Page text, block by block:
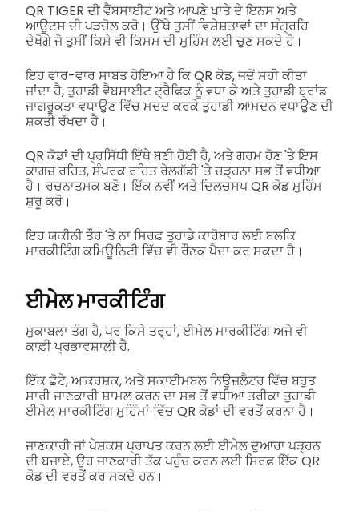
QR TIGER ਦੀ ਵੈੱਬਸਾਈਟ ਅਤੇ ਆਪਣੇ ਖਾਤੇ ਦੇ ਇਨਸ ਅਤੇ
ਆਊਟਸ ਦੀ ਪੜਚੋਲ ਕਰੋ। ਉੱਥੇ ਤੁਸੀਂ ਵਿਸ਼ੇਸ਼ਤਾਵਾਂ ਦਾ ਸੰਗ੍ਰਹਿ
ਦੇਖੋਗੇ ਜੋ ਤੁਸੀਂ ਕਿਸੇ ਵੀ ਕਿਸਮ ਦੀ ਮੁਹਿੰਮ ਲਈ ਚੁਣ ਸਕਦੇ ਹੋ।
ਇਹ ਵਾਰ-ਵਾਰ ਸਾਬਤ ਹੋਇਆ ਹੈ ਕਿ QR ਕੋਡ, ਜਦੋਂ ਸਹੀ ਕੀਤਾ
ਜਾਂਦਾ ਹੈ, ਤੁਹਾਡੀ ਵੈਬਸਾਈਟ ਟ੍ਰੈਫਿਕ ਨੂੰ ਵਧਾ ਕੇ ਅਤੇ ਤੁਹਾਡੀ ਬ੍ਰਾਂਡ
ਜਾਗਰੂਕਤਾ ਵਧਾਉਣ ਵਿੱਚ ਮਦਦ ਕਰਕੇ ਤੁਹਾਡੀ ਆਮਦਨ ਵਧਾਉਣ ਦੀ
ਸ਼ਕਤੀ ਰੱਖਦਾ ਹੈ।
QR ਕੋਡਾਂ ਦੀ ਪ੍ਰਸਿੱਧੀ ਇੱਥੇ ਬਣੀ ਹੋਈ ਹੈ, ਅਤੇ ਗਰਮ ਹੋਣ 'ਤੇ ਇਸ
ਕਾਗਜ਼ ਰਹਿਤ, ਸੰਪਰਕ ਰਹਿਤ ਰੇਲਗੱਡੀ 'ਤੇ ਚੜ੍ਹਨਾ ਸਭ ਤੋਂ ਵਧੀਆ
ਹੈ। ਰਚਨਾਤਮਕ ਬਣੋ। ਇੱਕ ਨਵੀਂ ਅਤੇ ਦਿਲਚਸਪ QR ਕੋਡ ਮੁਹਿੰਮ
ਸ਼ੁਰੂ ਕਰੋ।
ਇਹ ਯਕੀਨੀ ਤੌਰ 'ਤੇ ਨਾ ਸਿਰਫ਼ ਤੁਹਾਡੇ ਕਾਰੋਬਾਰ ਲਈ ਬਲਕਿ
ਮਾਰਕੀਟਿੰਗ ਕਮਿਊਨਿਟੀ ਵਿੱਚ ਵੀ ਰੌਣਕ ਪੈਦਾ ਕਰ ਸਕਦਾ ਹੈ।
ਈਮੇਲ ਮਾਰਕੀਟਿੰਗ
ਮੁਕਾਬਲਾ ਤੰਗ ਹੈ, ਪਰ ਕਿਸੇ ਤਰ੍ਹਾਂ, ਈਮੇਲ ਮਾਰਕੀਟਿੰਗ ਅਜੇ ਵੀ
ਕਾਫ਼ੀ ਪ੍ਰਭਾਵਸ਼ਾਲੀ ਹੈ.
ਇੱਕ ਛੋਟੇ, ਆਕਰਸ਼ਕ, ਅਤੇ ਸਕਾਈਮਬਲ ਨਿਊਜ਼ਲੈਟਰ ਵਿੱਚ ਬਹੁਤ
ਸਾਰੀ ਜਾਣਕਾਰੀ ਸ਼ਾਮਲ ਕਰਨ ਦਾ ਸਭ ਤੋਂ ਵਧੀਆ ਤਰੀਕਾ ਤੁਹਾਡੀ
ਈਮੇਲ ਮਾਰਕੀਟਿੰਗ ਮੁਹਿੰਮਾਂ ਵਿੱਚ QR ਕੋਡਾਂ ਦੀ ਵਰਤੋਂ ਕਰਨਾ ਹੈ।
ਜਾਣਕਾਰੀ ਜਾਂ ਪੇਸ਼ਕਸ਼ ਪ੍ਰਾਪਤ ਕਰਨ ਲਈ ਈਮੇਲ ਦੁਆਰਾ ਪੜ੍ਹਨ
ਦੀ ਬਜਾਏ, ਉਹ ਜਾਣਕਾਰੀ ਤੱਕ ਪਹੁੰਚ ਕਰਨ ਲਈ ਸਿਰਫ਼ ਇੱਕ QR
ਕੋਡ ਦੀ ਵਰਤੋਂ ਕਰ ਸਕਦੇ ਹਨ।